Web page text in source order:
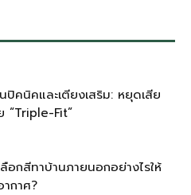
ปิคนิคและเตียงเสริม: หยุดเสีย
“Triple-Fit”
อกสีทาบ้านภายนอกอย่างไรให้
กาศ?